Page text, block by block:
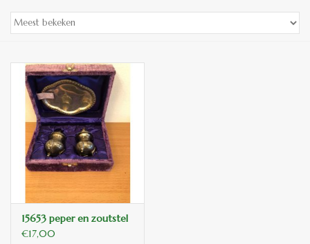
Tuindecoraties
Aluminium en messing
buitenlampen
Bronzen beelden voor
binnen en of buiten.
ANTIEK , Curiosa en
Replica's
15653 peper en zoutstel
€17,00